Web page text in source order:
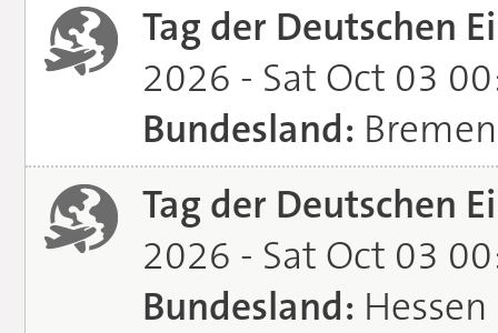
Tag der Deutschen
2026 - Sat Oct 03
Bundesland: Bremen
Tag der Deutschen
2026 - Sat Oct 03
Bundesland: Hessen